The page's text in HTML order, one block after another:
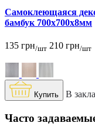
Самоклеющаяся
бамбук 700x700x8мм
135 грн/шт 210 грн/шт
Купить В
Часто